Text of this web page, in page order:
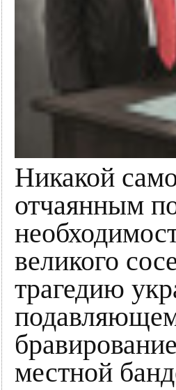
Никакой
отчаянным
великого
трагедию
местной